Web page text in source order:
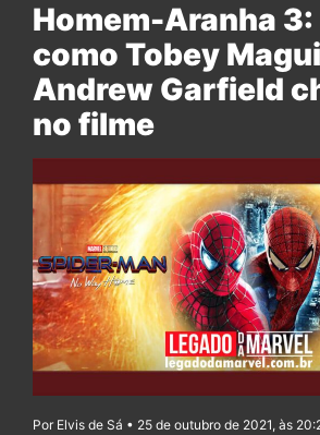
Homem-Aranha
como Tobey
Andrew Garfield
no filme
Por Elvis de Sá • 25 de outubro de 2021, às